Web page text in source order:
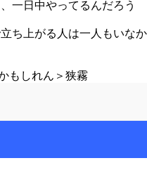
一日中やってるんだろう
ち上がる人は一人もいなか
もしれん＞狭霧